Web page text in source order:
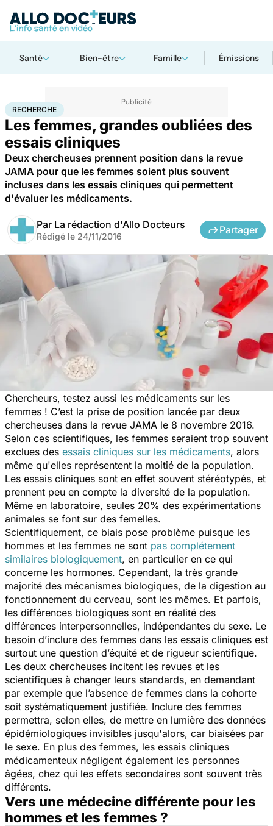
Santé Bien-être Famille Émissions
AccueilSantéMaladies Recherche
RECHERCHE
Les femmes, grandes oubliées des
essais cliniques
Deux chercheuses prennent position dans la revue
JAMA pour que les femmes soient plus souvent
incluses dans les essais cliniques qui permettent
d'évaluer les médicaments.
Par La rédaction d'Allo Docteurs
Rédigé le 24/11/2016
Partager
Chercheurs, testez aussi les médicaments sur les
femmes ! C’est la prise de position lancée par deux
chercheuses dans la revue JAMA le 8 novembre 2016.
Selon ces scientifiques, les femmes seraient trop souvent
exclues des essais cliniques sur les médicaments, alors
même qu'elles représentent la moitié de la population.
Les essais cliniques sont en effet souvent stéréotypés, et
prennent peu en compte la diversité de la population.
Même en laboratoire, seules 20% des expérimentations
animales se font sur des femelles.
Scientifiquement, ce biais pose problème puisque les
hommes et les femmes ne sont pas complétement
similaires biologiquement, en particulier en ce qui
concerne les hormones. Cependant, la très grande
majorité des mécanismes biologiques, de la digestion au
fonctionnement du cerveau, sont les mêmes. Et parfois,
les différences biologiques sont en réalité des
différences interpersonnelles, indépendantes du sexe. Le
besoin d’inclure des femmes dans les essais cliniques est
surtout une question d’équité et de rigueur scientifique.
Les deux chercheuses incitent les revues et les
scientifiques à changer leurs standards, en demandant
par exemple que l’absence de femmes dans la cohorte
soit systématiquement justifiée. Inclure des femmes
permettra, selon elles, de mettre en lumière des données
épidémiologiques invisibles jusqu'alors, car biaisées par
le sexe. En plus des femmes, les essais cliniques
médicamenteux négligent également les personnes
âgées, chez qui les effets secondaires sont souvent très
différents.
Vers une médecine différente pour les
hommes et les femmes ?